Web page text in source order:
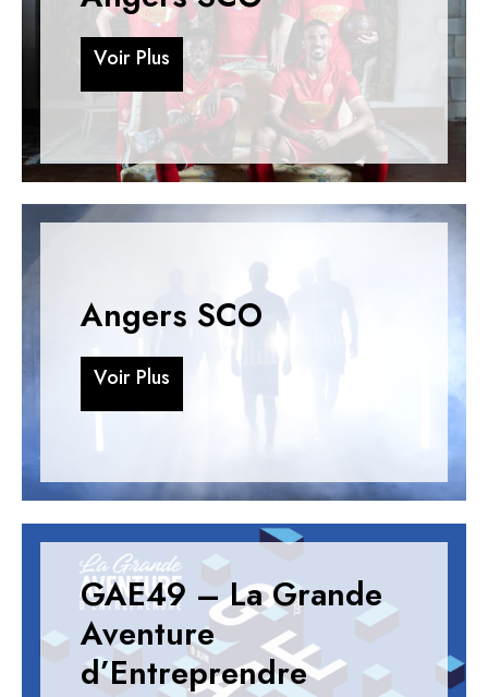
Voir Plus
Voir Plus
Angers SCO
Voir Plus
Voir Plus
GAE49 – La Grande
Aventure
d’Entreprendre